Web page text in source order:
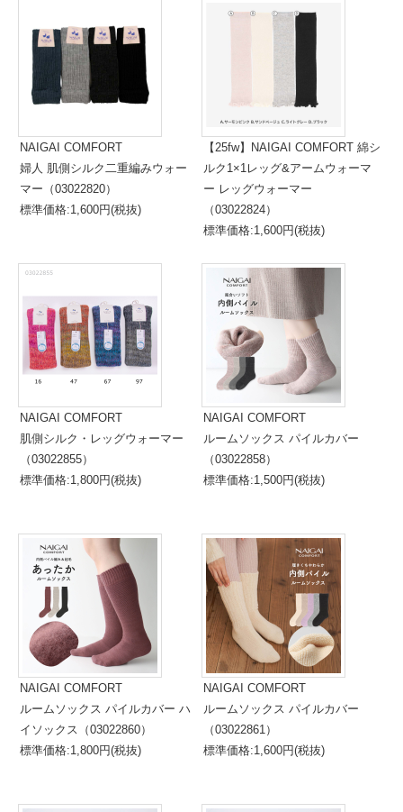
NAIGAI COMFORT
婦人 肌側シルク二重編みウォー
マー（03022820）
標準価格:1,600円(税抜)
【25fw】NAIGAI COMFORT 綿シ
ルク1×1レッグ&アームウォーマ
ー レッグウォーマー
（03022824）
標準価格:1,600円(税抜)
NAIGAI COMFORT
肌側シルク・レッグウォーマー
（03022855）
標準価格:1,800円(税抜)
NAIGAI COMFORT
ルームソックス パイルカバー
（03022858）
標準価格:1,500円(税抜)
NAIGAI COMFORT
ルームソックス パイルカバー ハ
イソックス（03022860）
標準価格:1,800円(税抜)
NAIGAI COMFORT
ルームソックス パイルカバー
（03022861）
標準価格:1,600円(税抜)